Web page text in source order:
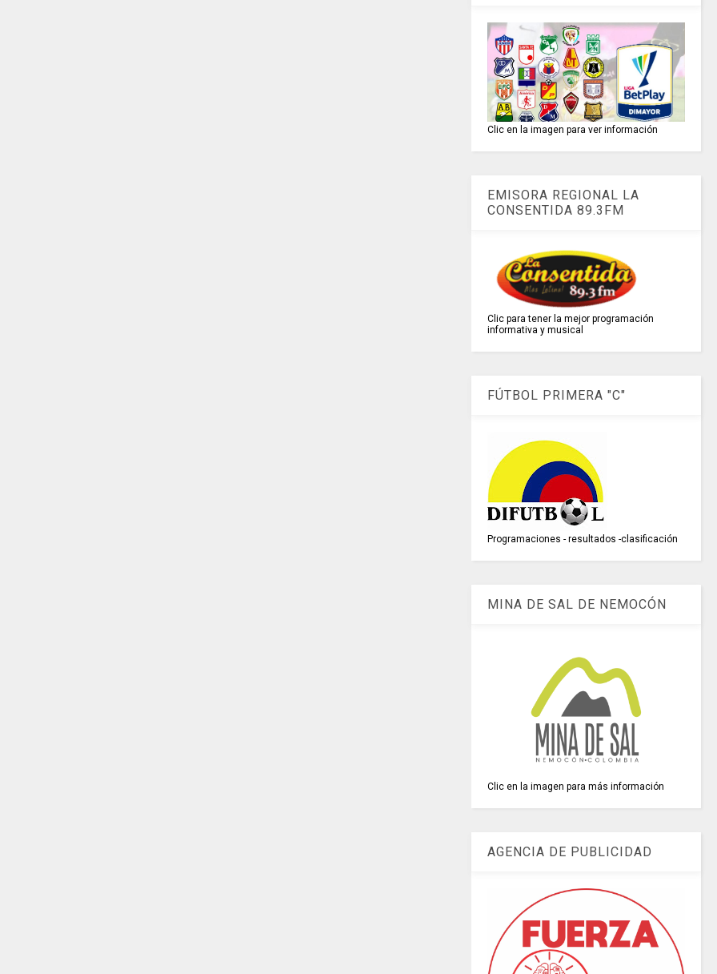
Clic en la imagen para ver información
EMISORA REGIONAL LA
CONSENTIDA 89.3FM
Clic para tener la mejor programación
informativa y musical
FÚTBOL PRIMERA "C"
Programaciones - resultados -clasificación
MINA DE SAL DE NEMOCÓN
Clic en la imagen para más información
AGENCIA DE PUBLICIDAD